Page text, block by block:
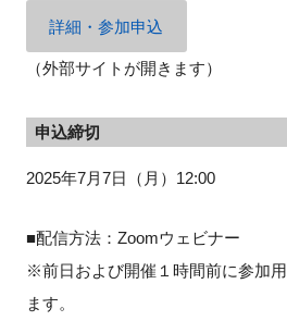
詳細・参加申込
（外部サイトが開きます）
申込締切
2025年7月7日（月）12:00
■配信方法：Zoomウェビナー
※前日および開催１時間前に参加
ます。